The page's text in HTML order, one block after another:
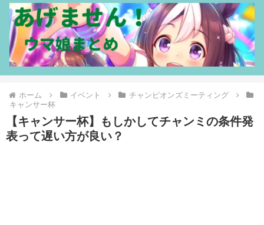
ホーム イベント
チャンピオンズミーティング
キャンサー杯
【キャンサー杯】もしかしてチャンミの条件発
表って遅い方が良い？